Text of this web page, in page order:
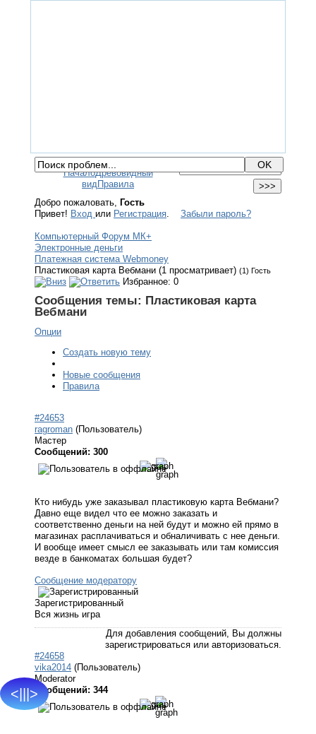
<|||>
НачалоДревовидный
видПравила
Добро пожаловать, Гость
Привет! Вход или Регистрация. Забыли пароль?
Компьютерный Форум МК+
Электронные деньги
Платежная система Webmoney
Пластиковая карта Вебмани (1 просматривает) (1) Гость
Избранное: 0
Сообщения темы: Пластиковая карта
Вебмани
Опции
Создать новую тему
Новые сообщения
Правила
#24653
ragroman (Пользователь)
Мастер
Сообщений: 300
Кто нибудь уже заказывал пластиковую карта Вебмани?
Давно еще видел что ее можно заказать и
соответственно деньги на ней будут и можно ей прямо в
магазинах расплачиваться и обналичивать с нее деньги.
И вообще имеет смысл ее заказывать или там комиссия
везде в банкоматах большая будет?
Сообщение модератору
Зарегистрированный
Вся жизнь игра
Для добавления сообщений, Вы должны
зарегистрироваться или авторизоваться.
#24658
vika2014 (Пользователь)
Moderator
Сообщений: 344